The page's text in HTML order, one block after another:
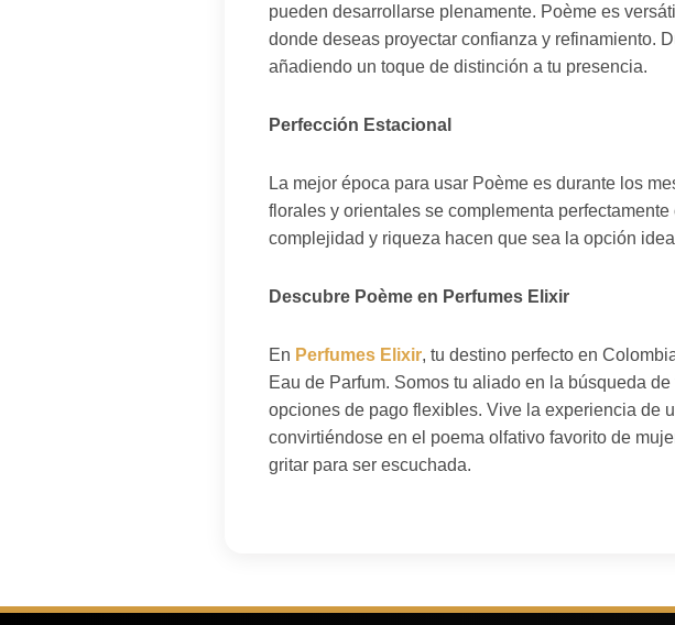
pueden desarrollarse plenamente. Poème es
donde deseas proyectar confianza y refinamiento.
añadiendo un toque de distinción a tu presencia.
Perfección Estacional
La mejor época para usar Poème es durante los
florales y orientales se complementa
complejidad y riqueza hacen que sea la opción
Descubre Poème en Perfumes Elixir
En Perfumes Elixir, tu destino perfecto en
Eau de Parfum. Somos tu aliado en la búsqueda
opciones de pago flexibles. Vive la experiencia de
convirtiéndose en el poema olfativo favorito de
gritar para ser escuchada.